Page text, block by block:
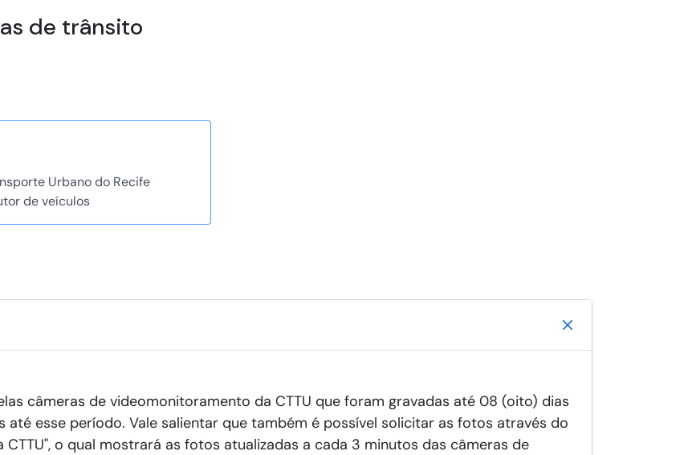
de trânsito
Urbano do Recife
de veículos
câmeras de videomonitoramento da CTTU que foram gravadas até 08 (oito) dias
até esse período. Vale salientar que também é possível solicitar as fotos através do
o qual mostrará as fotos atualizadas a cada 3 minutos das câmeras de